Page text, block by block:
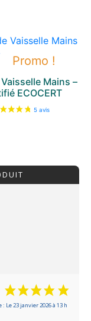
Promo !
Mains –
ECOCERT
Le 23 janvier 2026 à 13 h